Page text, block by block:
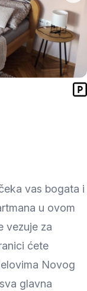
vas bogata i
u ovom
vezuje za
ćete
Novog
glavna